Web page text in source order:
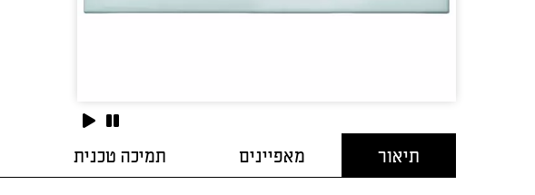
תיאור מאפיינים תמיכה טכנית